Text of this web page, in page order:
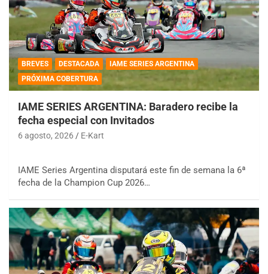
BREVES DESTACADA
IAME SERIES ARGENTINA
PRÓXIMA COBERTURA
IAME SERIES ARGENTINA: Baradero recibe la
fecha especial con Invitados
6 agosto, 2026 E-Kart
IAME Series Argentina disputará este fin de semana la 6ª
fecha de la Champion Cup 2026…